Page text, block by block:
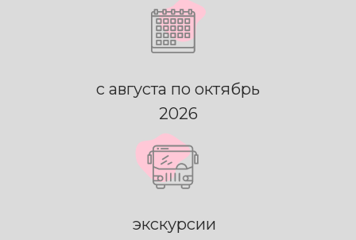
экскурсии
с августа по октябрь
2026